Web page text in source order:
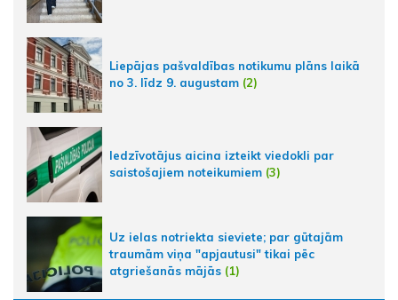
Liepājas pašvaldības notikumu plāns laikā
no 3. līdz 9. augustam (2)
Iedzīvotājus aicina izteikt viedokli par
saistošajiem noteikumiem (3)
Uz ielas notriekta sieviete; par gūtajām
traumām viņa "apjautusi" tikai pēc
atgriešanās mājās (1)